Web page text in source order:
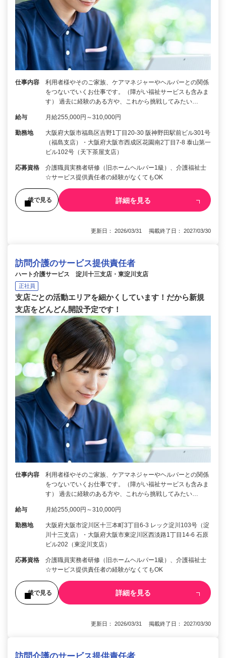
仕事内容
利用者様やそのご家族、ケアマネジャーやヘルパーとの関係
をつないでいくお仕事です。（障がい福祉サービスも含みま
す） 過去に経験のある方や、これから挑戦してみたい…
給与 月給255,000円～310,000円
勤務地
大阪府大阪市福島区吉野1丁目20-30 阪神野田駅前ビル301号
（福島支店）・大阪府大阪市西成区花園南2丁目7-8 泰山第一
ビル102号（天下茶屋支店）
応募資格
介護職員実務者研修（旧ホームヘルパー1級）、介護福祉士
☆サービス提供責任者の経験がなくてもOK
後で見る 詳細を見る
更新日： 2026/03/31 掲載終了日： 2027/03/30
訪問介護のサービス提供責任者
ハート介護サービス 淀川十三支店・東淀川支店
正社員
支店ごとの活動エリアを細かくしています！だから新規
支店をどんどん開設予定です！
仕事内容
利用者様やそのご家族、ケアマネジャーやヘルパーとの関係
をつないでいくお仕事です。（障がい福祉サービスも含みま
す） 過去に経験のある方や、これから挑戦してみたい…
給与 月給255,000円～310,000円
勤務地
大阪府大阪市淀川区十三本町3丁目6-3 レック淀川103号（淀
川十三支店）・大阪府大阪市東淀川区西淡路1丁目14-6 石原
ビル202（東淀川支店）
応募資格
介護職員実務者研修（旧ホームヘルパー1級）、介護福祉士
☆サービス提供責任者の経験がなくてもOK
後で見る 詳細を見る
更新日： 2026/03/31 掲載終了日： 2027/03/30
訪問介護のサービス提供責任者